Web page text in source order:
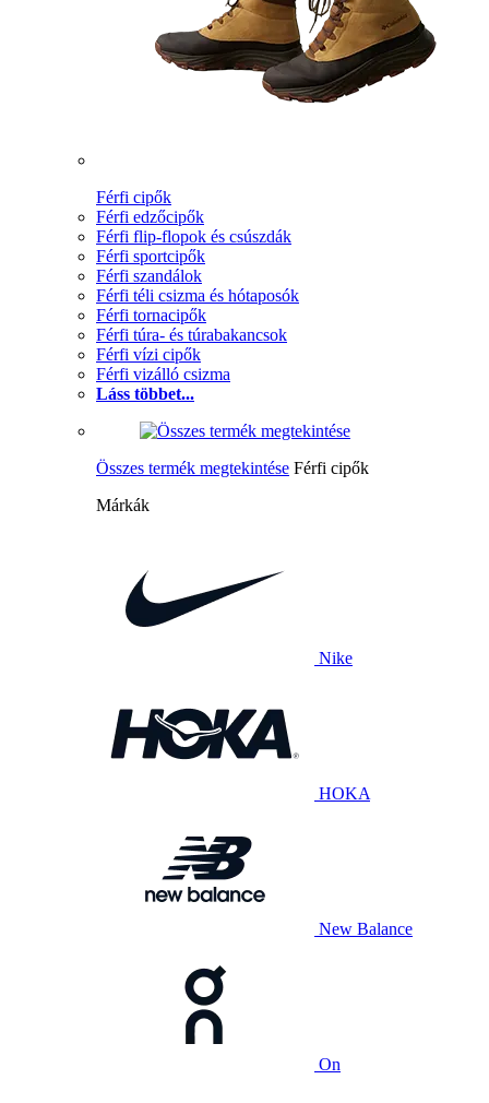
Férfi cipők
Férfi edzőcipők
Férfi flip-flopok és csúszdák
Férfi sportcipők
Férfi szandálok
Férfi téli csizma és hótaposók
Férfi tornacipők
Férfi túra- és túrabakancsok
Férfi vízi cipők
Férfi vizálló csizma
Láss többet...
Összes termék megtekintése Férfi cipők
Márkák
Nike
HOKA
New Balance
On